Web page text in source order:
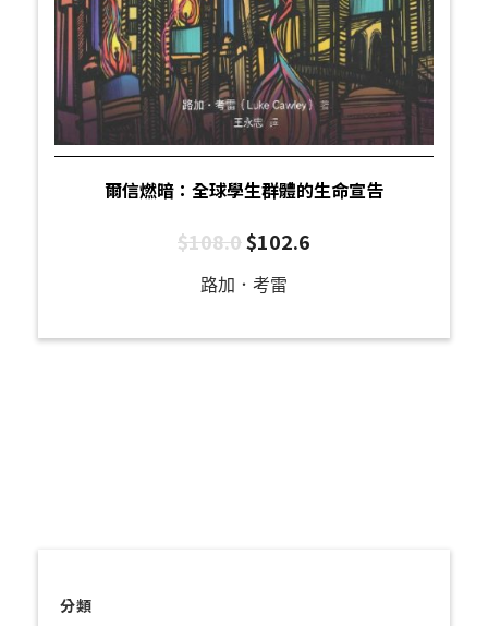
爾信燃暗：全球學生群體的生命宣告
$108.0$102.6
路加．考雷
分類